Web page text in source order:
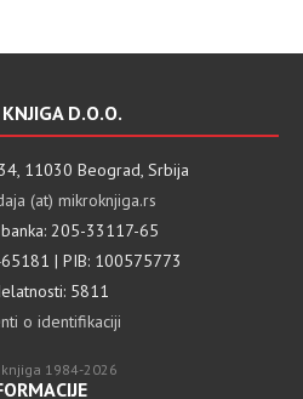
D.O.O.
11030 Beograd, Srbija
(at) mikroknjiga.rs
205-33117-65
| PIB: 100575773
5811
o identifikaciji
1984-2026